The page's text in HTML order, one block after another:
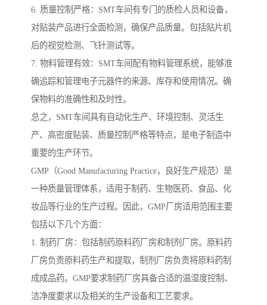
6. 质量控制严格：SMT车间有专门的质检人员和设备，
对贴装产品进行全面检测，确保产品质量。包括贴片机
后的视觉检测、飞针测试等。
7. 物料管理有效：SMT车间配有物料管理系统，能够准
确追踪和管理电子元器件的来源、库存和使用情况。确
保物料的准确性和及时性。
总之，SMT车间具有自动化生产、环境控制、灵活生
产、高密度贴装、质量控制严格等特点，是电子制造中
重要的生产环节。
GMP（Good Manufacturing Practice，良好生产规范）是
一种质量管理体系，适用于制药、生物医药、食品、化
妆品等行业的生产过程。因此，GMP厂房适用范围主要
包括以下几个方面：
1. 制药厂房：包括制药原料药厂房和制剂厂房。原料药
厂房负责原料药生产和提取，制剂厂房负责将原料药制
成成品药。GMP要求制药厂房具备合适的温湿度控制、
洁净度要求以及相关的生产设备和工艺要求。